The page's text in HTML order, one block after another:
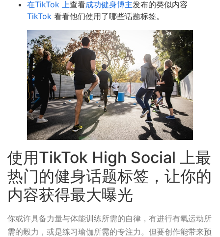
在TikTok 上查看成功健身博主发布的类似内容
TikTok 看看他们使用了哪些话题标签。
使用TikTok High Social 上最
热门的健身话题标签，让你的
内容获得最大曝光
你或许具备力量与体能训练所需的自律，有进行有氧运动所
需的毅力，或是练习瑜伽所需的专注力。但要创作能带来预